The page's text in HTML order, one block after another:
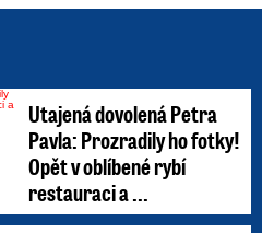
Utajená dovolená Petra
Pavla: Prozradily ho fotky!
Opět v oblíbené rybí
restauraci a ...